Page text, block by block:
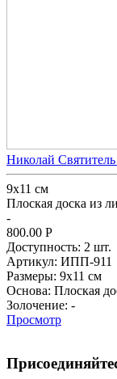
Николай
9х11 см
Плоская доска из
-
800.00 Р
Доступность: 2 шт.
Артикул: ИПП-911
Размеры: 9х11 см
Основа: Плоская
Золочение: -
Просмотр